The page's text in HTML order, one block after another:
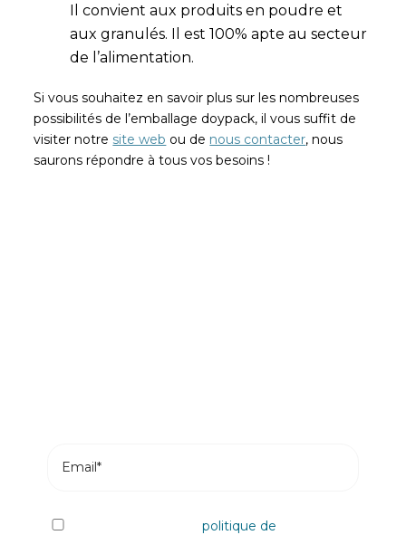
Il convient aux produits en poudre et
aux granulés. Il est 100% apte au secteur
de l’alimentation.
Si vous souhaitez en savoir plus sur les nombreuses
possibilités de l’emballage doypack, il vous suffit de
visiter notre site web ou de nous contacter, nous
saurons répondre à tous vos besoins !
J'ai lu et j'accepte lapolitique de